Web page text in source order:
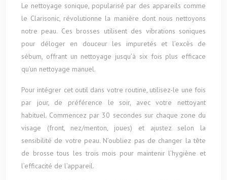
Le nettoyage sonique, popularisé par des appareils comme
le Clarisonic, révolutionne la manière dont nous nettoyons
notre peau. Ces brosses utilisent des vibrations soniques
pour déloger en douceur les impuretés et l’excès de
sébum, offrant un nettoyage jusqu’à six fois plus efficace
qu’un nettoyage manuel.
Pour intégrer cet outil dans votre routine, utilisez-le une fois
par jour, de préférence le soir, avec votre nettoyant
habituel. Commencez par 30 secondes sur chaque zone du
visage (front, nez/menton, joues) et ajustez selon la
sensibilité de votre peau. N’oubliez pas de changer la tête
de brosse tous les trois mois pour maintenir l’hygiène et
l’efficacité de l’appareil.